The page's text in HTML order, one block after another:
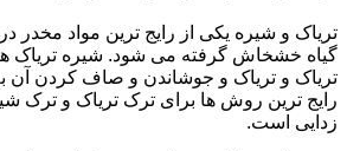
تریاک و شیره یکی از رایج ترین مواد مخدر
گیاه خشخاش گرفته می شود. شیره تریاک
تریاک و تریاک و جوشاندن و صاف کردن آن
رایج ترین روش ها برای ترک تریاک و ترک
زدایی است.